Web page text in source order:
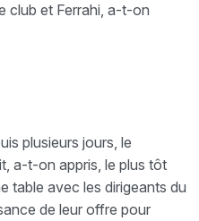
club et Ferrahi, a-t-on
plusieurs jours, le
a-t-on appris, le plus tôt
table avec les dirigeants du
de leur offre pour